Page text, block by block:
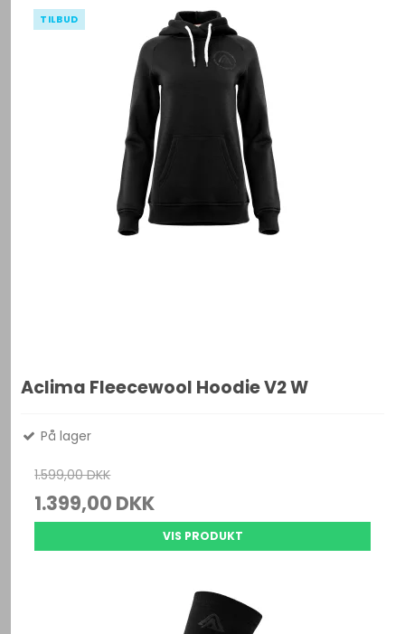
TILBUD
Aclima Fleecewool Hoodie V2 W
På lager
1.599,00 DKK
1.399,00 DKK
VIS PRODUKT